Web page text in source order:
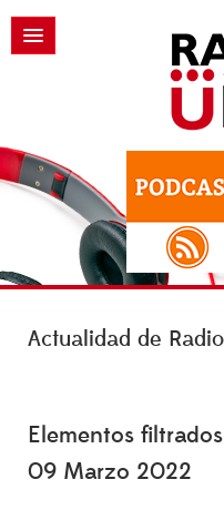
Actualidad de
Elementos
09 Marzo 2022